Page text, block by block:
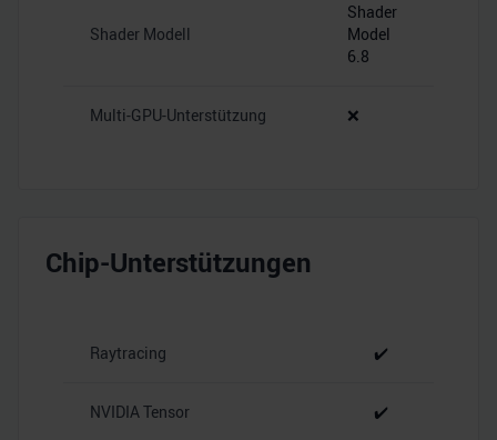
Shader Modell
Shader
Model
6.8
Multi-GPU-Unterstützung ❌
Chip-Unterstützungen
Raytracing ✔️
NVIDIA Tensor ✔️